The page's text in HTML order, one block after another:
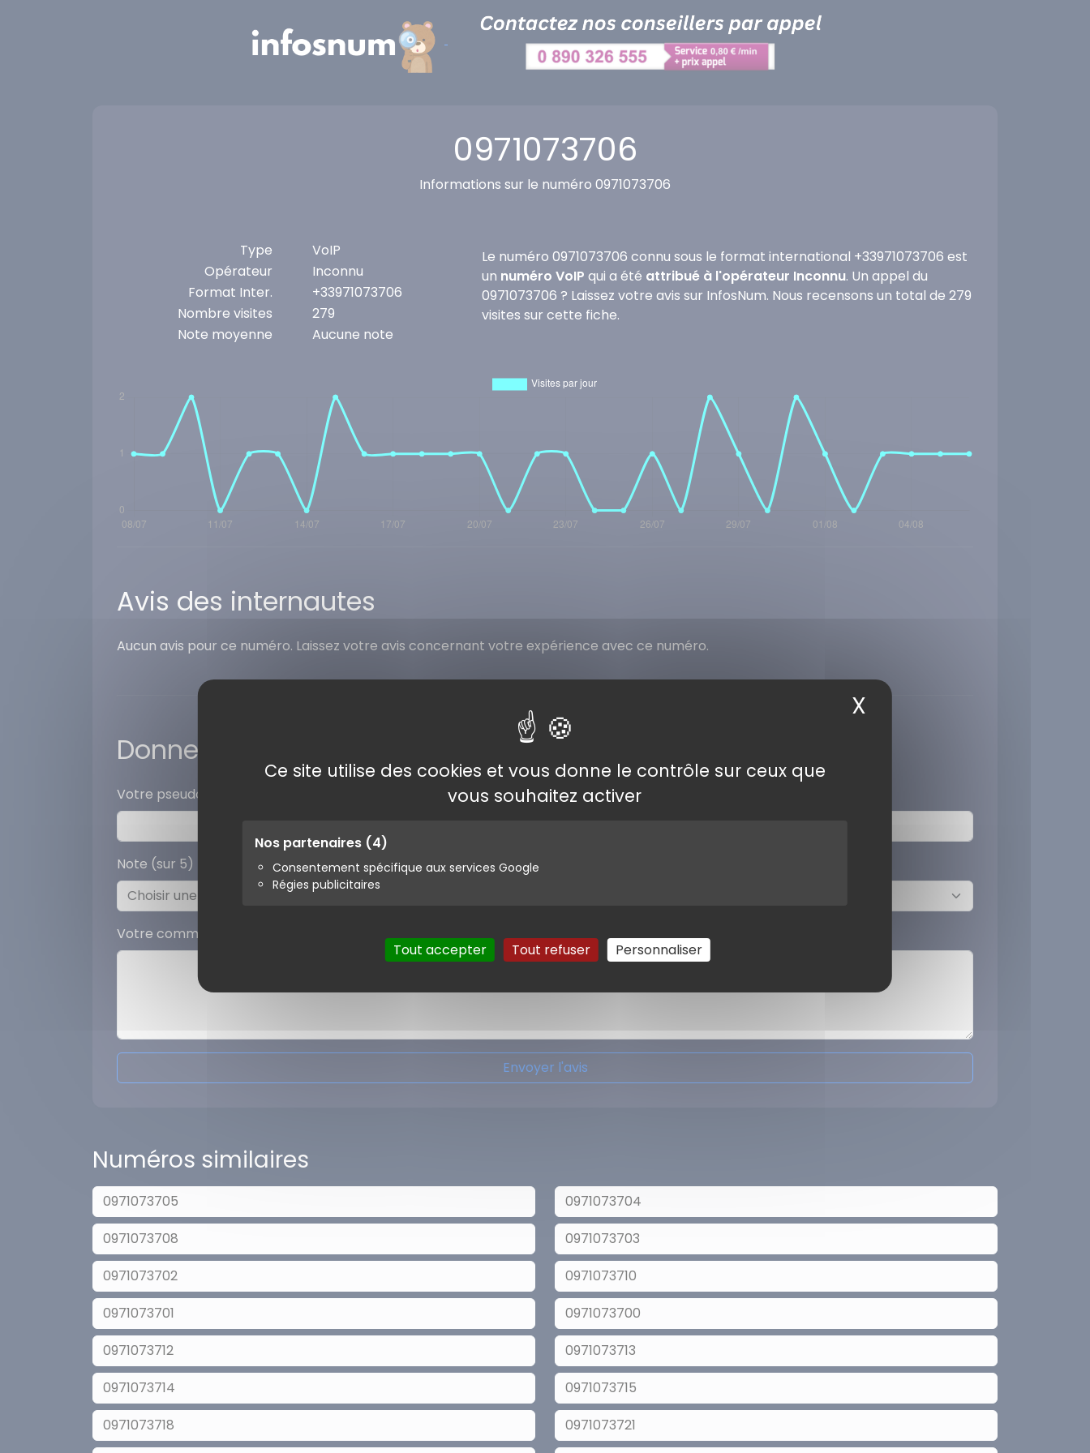
Ce site utilise des cookies et vous donne le contrôle sur ceux que
vous souhaitez activer
Nos partenaires (4)
Consentement spécifique aux services Google
Régies publicitaires
Tout accepter Tout refuser Personnaliser
X
0971073706
Informations sur le numéro 0971073706
Type
VoIP
Opérateur
Inconnu
Format Inter.
+33971073706
Nombre visites
279
Note moyenne
Aucune note
Le numéro 0971073706 connu sous le format international +33971073706 est
un numéro VoIP qui a été attribué à l'opérateur Inconnu. Un appel du
0971073706 ? Laissez votre avis sur InfosNum. Nous recensons un total de 279
visites sur cette fiche.
Avis des internautes
Aucun avis pour ce numéro. Laissez votre avis concernant votre expérience avec ce numéro.
Donner votre avis
Votre pseudo
Note (sur 5)
Votre commentaire
Envoyer l'avis
Numéros similaires
0971073705
0971073704
0971073708
0971073703
0971073702
0971073710
0971073701
0971073700
0971073712
0971073713
0971073714
0971073715
0971073718
0971073721